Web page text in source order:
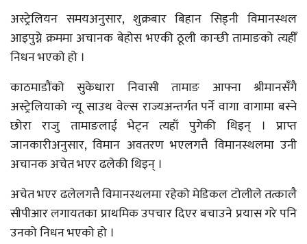
अस्ट्रेलियन समयअनुसार, शुक्रबार बिहान सिड्नी विमानस्थल
आइपुग्ने क्रममा अचानक बेहोस भएकी ठूली कान्छी तामाङको त्यहीँ
निधन भएको हो ।
काठमाडौंको सुकेधारा निवासी तामाङ आफ्ना श्रीमानसँगै
अस्ट्रेलियाको न्यू साउथ वेल्स राज्यअन्तर्गत पर्ने वागा वागामा बस्ने
छोरा राजु तामाङलाई भेट्न त्यहाँ पुगेकी थिइन् । प्राप्त
जानकारीअनुसार, विमान अवतरण भएलगत्तै विमानस्थलमा उनी
अचानक अचेत भएर ढलेकी थिइन् ।
अचेत भएर ढलेलगत्तै विमानस्थलमा रहेको मेडिकल टोलीले तत्कालै
सीपीआर लगायतका प्राथमिक उपचार दिएर बचाउने प्रयास गरे पनि
उनको निधन भएको हो ।